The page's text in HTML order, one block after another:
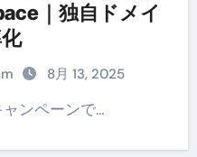
｜独自ドメイ
8月 13, 2025
ャンペーンで…